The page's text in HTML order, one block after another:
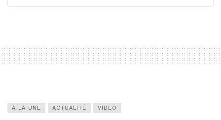
A LA UNE ACTUALITÉ VIDEO